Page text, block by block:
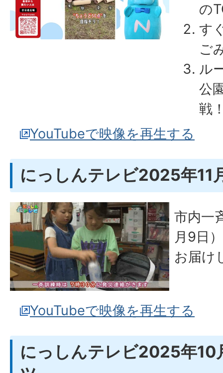
の
す
ご
ル
公
戦
YouTubeで映像を再生する
にっしんテレビ2025年11
市内一
月9日
お届け
YouTubeで映像を再生する
にっしんテレビ2025年10